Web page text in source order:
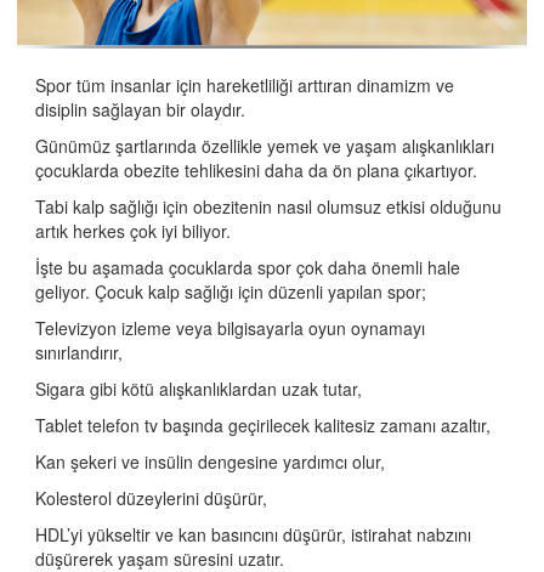
Çocuklarda VSD Ne Zaman Tedavi Edilmeli?
Çocuklarda ASD Ne Zamana Tedavi Edilmeli?
Kalp Hastalığı Olan Çocuklarda Synagis Aşısı
Hangi Gebelere Fetal Ekokardiyografi Yapılmalıdır?
Kalp Hastalığı Olan Çocuklarda Pnömokok Aşısı
Gerekli midir?
Kalp Hastalığı Olan Çocuklarda Grip Aşısı
Kalp Hastalığı Olan Çocuklarda Beslenme
Çocuklarda Hipertansiyon Neden Olur?
Çocuklarda Göğüs Ağrısı Neden Olur?
Çocuklarda Senkop - Bayılma Neden Olur?
Spor ve Kalp
Sporun Çocuklar Üzerindeki Etkileri
Spor tüm insanlar için hareketliliği arttıran dinamizm ve
disiplin sağlayan bir olaydır.
Günümüz şartlarında özellikle yemek ve yaşam alışkanlıkları
çocuklarda obezite tehlikesini daha da ön plana çıkartıyor.
Tabi kalp sağlığı için obezitenin nasıl olumsuz etkisi olduğunu
artık herkes çok iyi biliyor.
İşte bu aşamada çocuklarda spor çok daha önemli hale
geliyor. Çocuk kalp sağlığı için düzenli yapılan spor;
Televizyon izleme veya bilgisayarla oyun oynamayı
sınırlandırır,
Sigara gibi kötü alışkanlıklardan uzak tutar,
Tablet telefon tv başında geçirilecek kalitesiz zamanı azaltır,
Kan şekeri ve insülin dengesine yardımcı olur,
Kolesterol düzeylerini düşürür,
HDL’yi yükseltir ve kan basıncını düşürür, istirahat nabzını
düşürerek yaşam süresini uzatır.